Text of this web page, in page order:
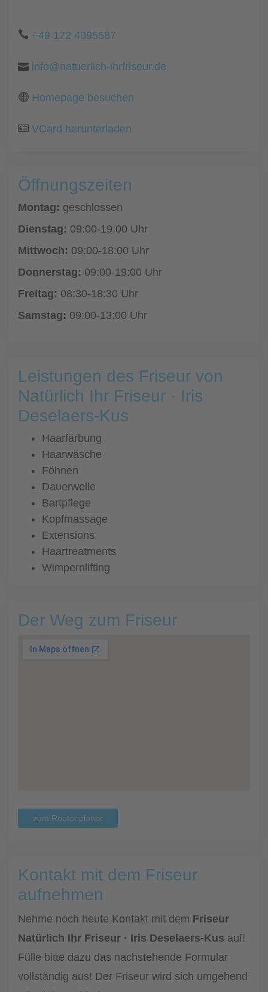
+49 172 4095587
info@natuerlich-ihrfriseur.de
Homepage besuchen
VCard herunterladen
Öffnungszeiten
Montag: geschlossen
Dienstag: 09:00-19:00 Uhr
Mittwoch: 09:00-18:00 Uhr
Donnerstag: 09:00-19:00 Uhr
Freitag: 08:30-18:30 Uhr
Samstag: 09:00-13:00 Uhr
Leistungen des Friseur von
Natürlich Ihr Friseur · Iris
Deselaers-Kus
Haarfärbung
Haarwäsche
Föhnen
Dauerwelle
Bartpflege
Kopfmassage
Extensions
Haartreatments
Wimpernlifting
Der Weg zum Friseur
zum Routenplaner
Kontakt mit dem Friseur
aufnehmen
Nehme noch heute Kontakt mit dem Friseur
Natürlich Ihr Friseur · Iris Deselaers-Kus auf!
Fülle bitte dazu das nachstehende Formular
vollständig aus! Der Friseur wird sich umgehend